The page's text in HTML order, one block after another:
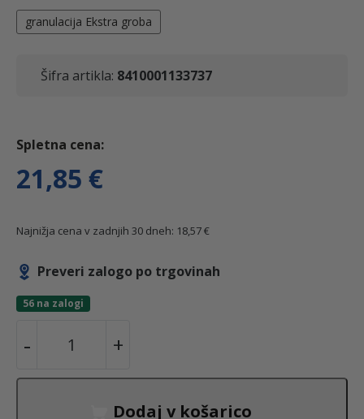
granulacija Ekstra groba
Šifra artikla: 8410001133737
21,85 €
Najnižja cena v zadnjih 30 dneh: 18,57€
Preveri zalogo po trgovinah
56 na zalogi
-
D
+
Dodaj v košarico